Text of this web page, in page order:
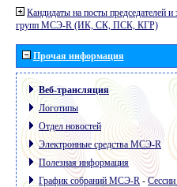
Кандидаты на посты председателей и
групп МСЭ-R (ИК, СК, ПСК, КГР)
Прочая информация
Веб-трансляция
Логотипы
Отдел новостей
Электронные средства МСЭ-R
Полезная информация
График собраний МСЭ-R -